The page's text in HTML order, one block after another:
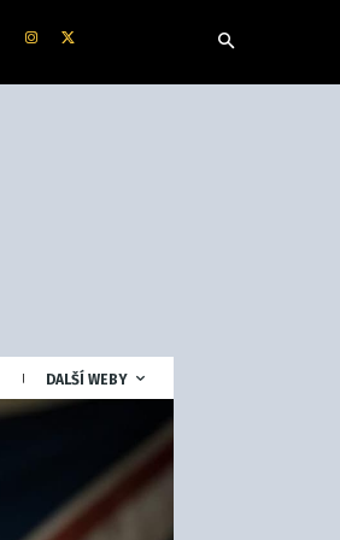
DALŠÍ WEBY